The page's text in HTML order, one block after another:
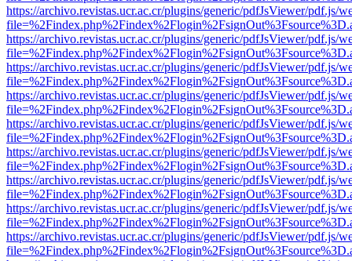
https://archivo.revistas.ucr.ac.cr/plugins/generic/pdfJsViewer/pdf.js/
https://archivo.revistas.ucr.ac.cr/plugins/generic/pdfJsViewer/pdf.js/
https://archivo.revistas.ucr.ac.cr/plugins/generic/pdfJsViewer/pdf.js/
https://archivo.revistas.ucr.ac.cr/plugins/generic/pdfJsViewer/pdf.js/
https://archivo.revistas.ucr.ac.cr/plugins/generic/pdfJsViewer/pdf.js/
https://archivo.revistas.ucr.ac.cr/plugins/generic/pdfJsViewer/pdf.js/
https://archivo.revistas.ucr.ac.cr/plugins/generic/pdfJsViewer/pdf.js/
https://archivo.revistas.ucr.ac.cr/plugins/generic/pdfJsViewer/pdf.js/
https://archivo.revistas.ucr.ac.cr/plugins/generic/pdfJsViewer/pdf.js/